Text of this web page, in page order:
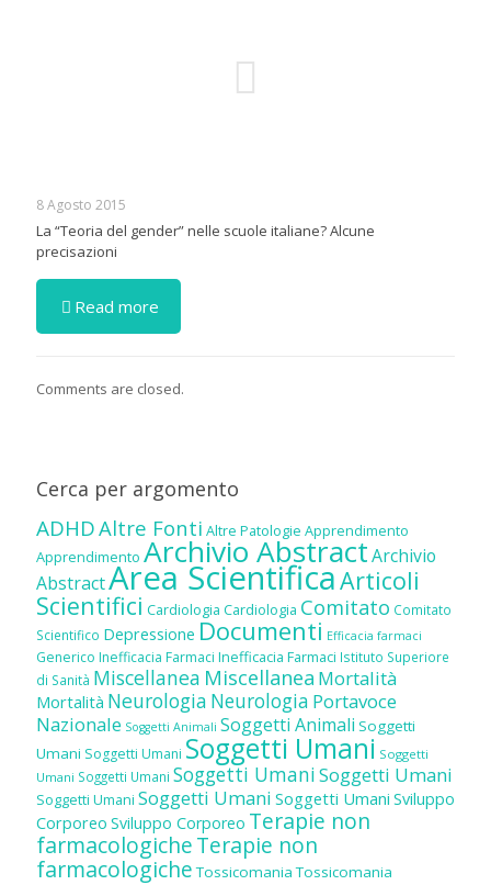
8 Agosto 2015
La “Teoria del gender” nelle scuole italiane? Alcune
precisazioni
Read more
Comments are closed.
Cerca per argomento
ADHDAltre Fonti Altre Patologie Apprendimento
Apprendimento Archivio AbstractArchivio
AbstractArea ScientificaArticoli
Scientifici Cardiologia Cardiologia Comitato Comitato
Scientifico Depressione Documenti Efficacia farmaci
Generico Inefficacia Farmaci Inefficacia Farmaci Istituto Superiore
di Sanità Miscellanea Miscellanea Mortalità
Mortalità Neurologia Neurologia Portavoce
Nazionale Soggetti Animali Soggetti Animali Soggetti
Umani Soggetti Umani Soggetti Umani Soggetti
Umani Soggetti Umani Soggetti UmaniSoggetti Umani
Soggetti Umani Soggetti Umani Soggetti Umani Sviluppo
Corporeo Sviluppo Corporeo Terapie non
farmacologicheTerapie non
farmacologiche Tossicomania Tossicomania